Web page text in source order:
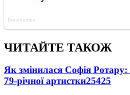
ЧИТАЙТЕ ТАКОЖ
Як змінилася Софія Ротару:
79-річної артистки25425